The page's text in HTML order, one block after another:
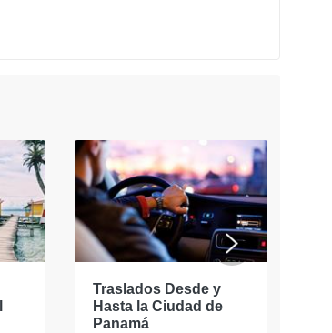
Traslados Desde y
Hasta la Ciudad de
Panamá